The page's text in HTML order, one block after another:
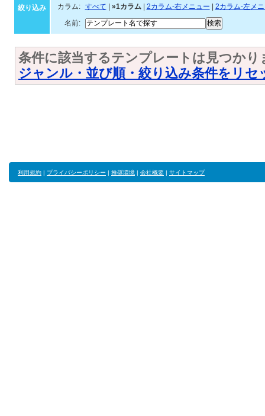
絞り込み
カラム:
すべて »1カラム| 2カラム-右メニュー
2カラム-左メ
名前:
条件に該当するテンプレートは見つかり
ジャンル・並び順・絞り込み条件をリセ
利用規約 | プライバシーポリシー | 推奨環境 | 会社概要 | サイトマップ